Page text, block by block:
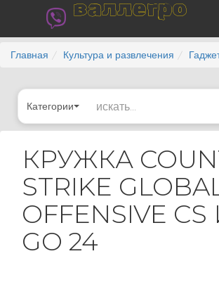
валлегро
Главная Культура и развлечения
Категории
КРУЖКА
STRIKE
OFFENSIVE
GO 24